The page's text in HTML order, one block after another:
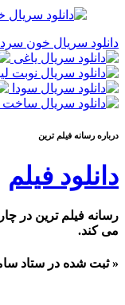
دانلود سریال خون سرد
درباره رسانه فيلم ترين
دانلود فیلم
رسانه فیلم ترین در
می کند.
« ثبت شده در ستاد